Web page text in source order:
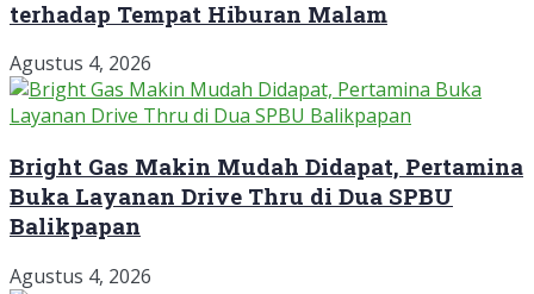
terhadap Tempat Hiburan Malam
Agustus 4, 2026
Bright Gas Makin Mudah Didapat, Pertamina
Buka Layanan Drive Thru di Dua SPBU
Balikpapan
Agustus 4, 2026